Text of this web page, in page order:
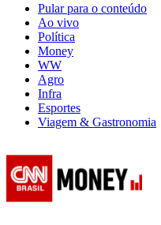
Pular para o conteúdo
Ao vivo
Política
Money
WW
Agro
Infra
Esportes
Viagem & Gastronomia